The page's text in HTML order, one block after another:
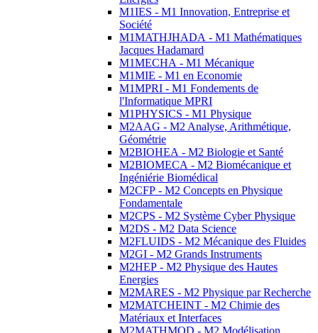
M1IES - M1 Innovation, Entreprise et
Société
M1MATHJHADA - M1 Mathématiques
Jacques Hadamard
M1MECHA - M1 Mécanique
M1MIE - M1 en Economie
M1MPRI - M1 Fondements de
l'Informatique MPRI
M1PHYSICS - M1 Physique
M2AAG - M2 Analyse, Arithmétique,
Géométrie
M2BIOHEA - M2 Biologie et Santé
M2BIOMECA - M2 Biomécanique et
Ingéniérie Biomédical
M2CFP - M2 Concepts en Physique
Fondamentale
M2CPS - M2 Système Cyber Physique
M2DS - M2 Data Science
M2FLUIDS - M2 Mécanique des Fluides
M2GI - M2 Grands Instruments
M2HEP - M2 Physique des Hautes
Energies
M2MARES - M2 Physique par Recherche
M2MATCHEINT - M2 Chimie des
Matériaux et Interfaces
M2MATHMOD - M2 Modélisation